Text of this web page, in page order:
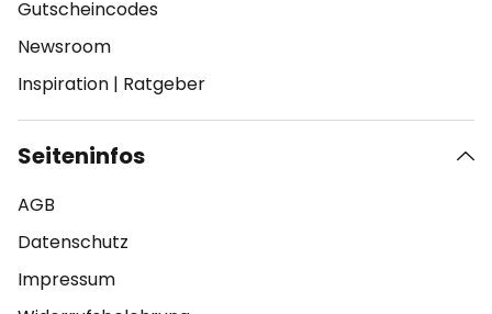
Gutscheincodes
Newsroom
Inspiration | Ratgeber
Seiteninfos
AGB
Datenschutz
Impressum